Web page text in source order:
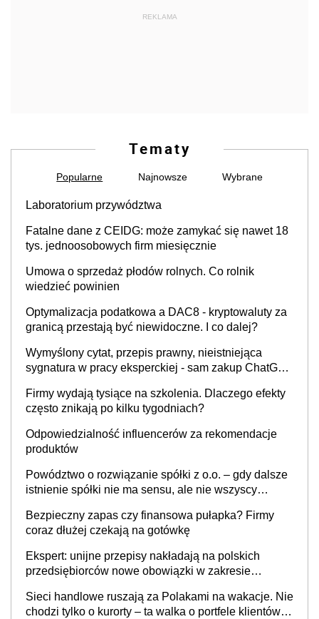
REKLAMA
Tematy
Popularne Najnowsze Wybrane
Laboratorium przywództwa
Fatalne dane z CEIDG: może zamykać się nawet 18
tys. jednoosobowych firm miesięcznie
Umowa o sprzedaż płodów rolnych. Co rolnik
wiedzieć powinien
Optymalizacja podatkowa a DAC8 - kryptowaluty za
granicą przestają być niewidoczne. I co dalej?
Wymyślony cytat, przepis prawny, nieistniejąca
sygnatura w pracy eksperckiej - sam zakup ChatGPT
Firmy wydają tysiące na szkolenia. Dlaczego efekty
często znikają po kilku tygodniach?
Odpowiedzialność influencerów za rekomendacje
produktów
Powództwo o rozwiązanie spółki z o.o. – gdy dalsze
istnienie spółki nie ma sensu, ale nie wszyscy
Bezpieczny zapas czy finansowa pułapka? Firmy
coraz dłużej czekają na gotówkę
Ekspert: unijne przepisy nakładają na polskich
przedsiębiorców nowe obowiązki w zakresie
Sieci handlowe ruszają za Polakami na wakacje. Nie
chodzi tylko o kurorty – ta walka o portfele klientów